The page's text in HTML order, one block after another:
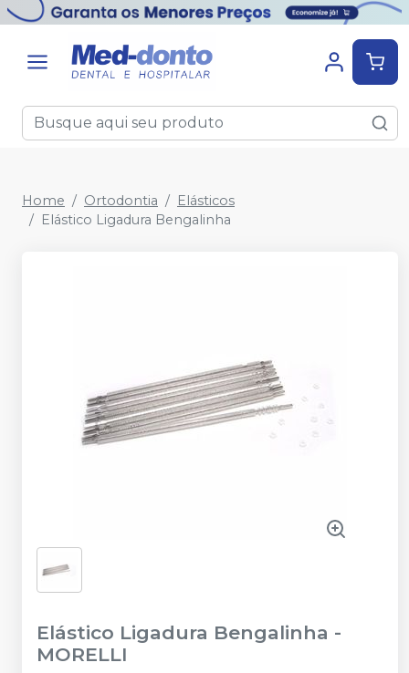
Home Ortodontia
Elásticos
Elástico Ligadura Bengalinha
Elástico Ligadura Bengalinha -
MORELLI